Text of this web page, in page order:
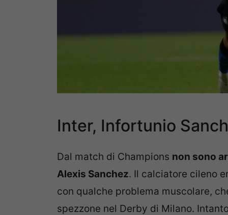
Inter, Infortunio
Dal match di Champions non sono
Alexis Sanchez. Il calciatore cileno
con qualche problema muscolare,
spezzone nel Derby di Milano.